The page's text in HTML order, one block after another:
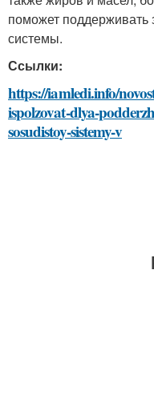
поможет поддерживать
системы.
Ссылки:
https://iamledi.info/
ispolzovat-dlya-
sosudistoy-sistemy-v